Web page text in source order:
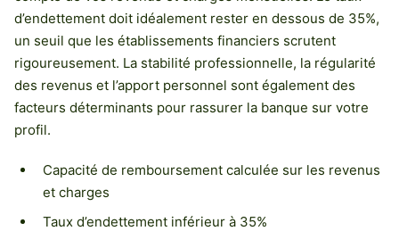
d’endettement doit idéalement rester en dessous de 35%,
un seuil que les établissements financiers scrutent
rigoureusement. La stabilité professionnelle, la régularité
des revenus et l’apport personnel sont également des
facteurs déterminants pour rassurer la banque sur votre
profil.
Capacité de remboursement calculée sur les revenus
et charges
Taux d’endettement inférieur à 35%